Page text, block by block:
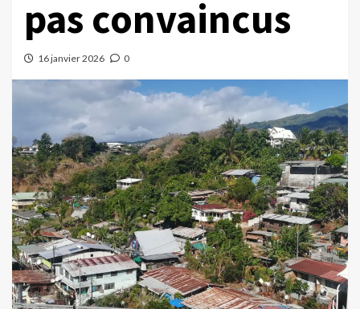
pas convaincus
16 janvier 2026 0